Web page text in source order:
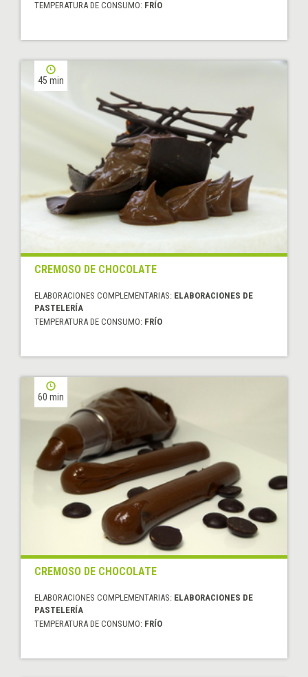
TEMPERATURA DE CONSUMO: FRÍO
45 min
CREMOSO DE CHOCOLATE
ELABORACIONES COMPLEMENTARIAS: ELABORACIONES DE
PASTELERÍA
TEMPERATURA DE CONSUMO: FRÍO
60 min
CREMOSO DE CHOCOLATE
ELABORACIONES COMPLEMENTARIAS: ELABORACIONES DE
PASTELERÍA
TEMPERATURA DE CONSUMO: FRÍO